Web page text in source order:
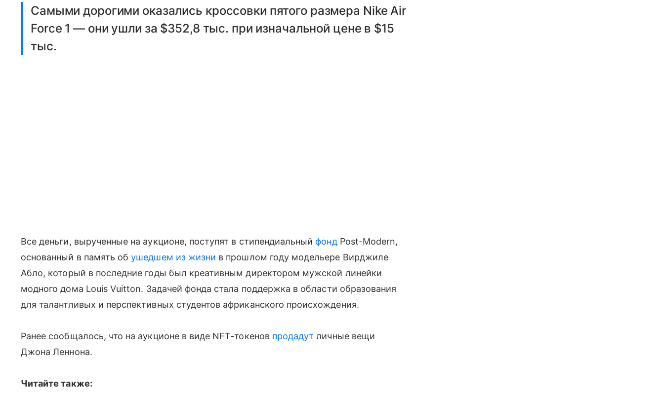
Самыми дорогими оказались кроссовки пятого размера Nike Air
Force 1 — они ушли за $352,8 тыс. при изначальной цене в $15
тыс.
Все деньги, вырученные на аукционе, поступят в стипендиальный фондPost-Modern,
основанный в память обушедшем из жизни в прошлом году модельере Вирджиле
Абло, который в последние годы был креативным директором мужской линейки
модного дома Louis Vuitton. Задачей фонда стала поддержка в области образования
для талантливых и перспективных студентов африканского происхождения.
Ранее сообщалось, что на аукционе в виде NFT-токенов продадут личные вещи
Джона Леннона.
Читайте также: